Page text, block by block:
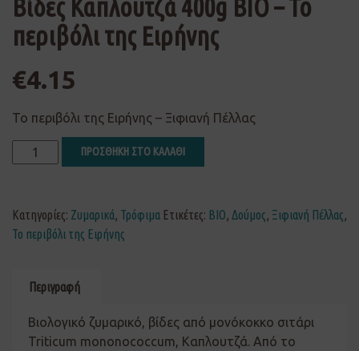
Βίδες Καπλουτζά 400g ΒΙΟ – Το
περιβόλι της Ειρήνης
€4.15
Το περιβόλι της Ειρήνης – Ξιφιανή Πέλλας
ΠΡΟΣΘΗΚΗ ΣΤΟ ΚΑΛΑΘΙ
Κατηγορίες: Ζυμαρικά, Τρόφιμα Ετικέτες: ΒΙΟ, Δούμος, Ξιφιανή Πέλλας,
Το περιβόλι της Ειρήνης
Περιγραφή
Βιολογικό ζυμαρικό, βίδες από μονόκοκκο σιτάρι
Triticum mononococcum, Καπλουτζά. Από το